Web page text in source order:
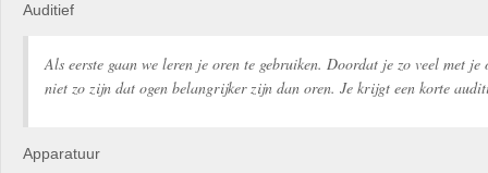
Auditief
Als eerste gaan we leren je oren te gebruiken. Doordat je zo veel met je
niet zo zijn dat ogen belangrijker zijn dan oren. Je krijgt een korte
Apparatuur